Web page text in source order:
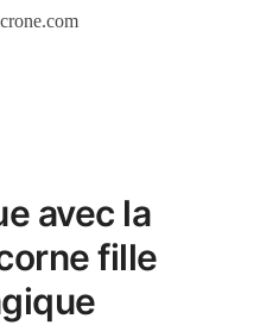
avec la
fille